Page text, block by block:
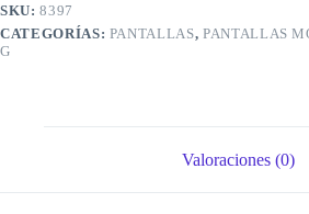
SKU:8397
CATEGORÍAS: PANTALLAS, PANTALLAS
G
Valoraciones (0)